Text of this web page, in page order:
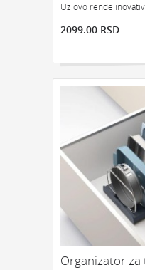
Uz ovo rende
2099.00 RSD
Organizator za